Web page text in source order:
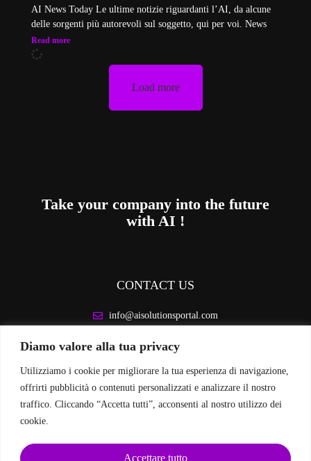
Diamo valore alla tua privacy
Utilizziamo i cookie per migliorare la tua esperienza di navigazione,
offrirti pubblicità o contenuti personalizzati e analizzare il nostro
traffico. Cliccando “Accetta tutti”, acconsenti al nostro utilizzo dei
cookie.
Accettare tutto
AI News Today Le ultime notizie riguardanti l’AI, da alcune
delle sorgenti più autorevoli sul soggetto, qui per voi. News
Read more
Load more
Take your company into the future
with AI !
CONTACT US
info@aisolutionsportal.com
LEGAL INFORMATION
Privacy Policy
Cookie Policy
FOLLOW US ON SOCIAL MEDIA